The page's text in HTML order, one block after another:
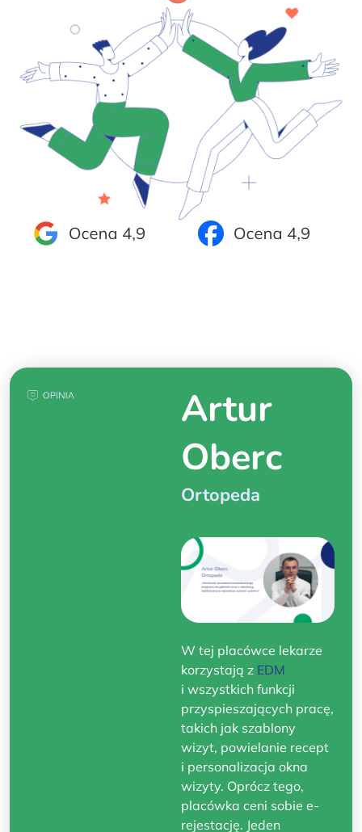
Artur
Oberc
Ortopeda
W tej placówce lekarze
korzystają z EDM
i wszystkich funkcji
przyspieszających pracę,
takich jak szablony
wizyt, powielanie recept
i personalizacja okna
wizyty. Oprócz tego,
placówka ceni sobie e-
rejestację. Jeden